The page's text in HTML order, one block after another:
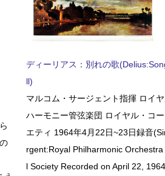
ディーリアス：別れの歌
ll)
マルコム・サージェント指揮 ロイ
ハーモニー管弦楽団 ロイヤル・コ
エティ 1964年4月22日~23日録音
rgent:Royal Philharmonic
l Society Recorded on April 22,